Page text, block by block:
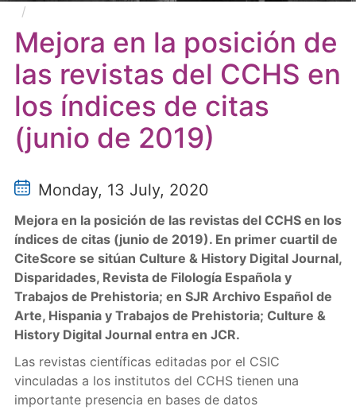
los índices de citas (junio de 2019)
Mejora en la posición de
las revistas del CCHS en
los índices de citas
(junio de 2019)
Monday, 13 July, 2020
Mejora en la posición de las revistas del CCHS en los
índices de citas (junio de 2019). En primer cuartil de
CiteScore se sitúan Culture & History Digital Journal,
Disparidades, Revista de Filología Española y
Trabajos de Prehistoria; en SJR Archivo Español de
Arte, Hispania y Trabajos de Prehistoria; Culture &
History Digital Journal entra en JCR.
Las revistas científicas editadas por el CSIC
vinculadas a los institutos del CCHS tienen una
importante presencia en bases de datos